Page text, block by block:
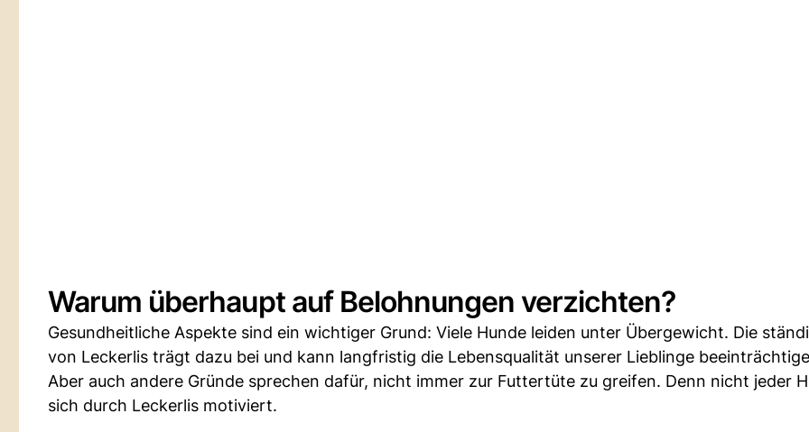
Warum überhaupt auf Belohnungen verzichten?
Gesundheitliche Aspekte sind ein wichtiger Grund: Viele Hunde leiden unter Übergewicht. Die
von Leckerlis trägt dazu bei und kann langfristig die Lebensqualität unserer Lieblinge
Aber auch andere Gründe sprechen dafür, nicht immer zur Futtertüte zu greifen. Denn nicht jeder
sich durch Leckerlis motiviert.